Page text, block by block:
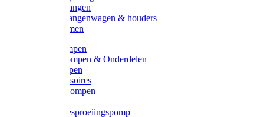
Gardena slangen
Gardena slangenwagen & houders
Slangklemmen
Leader pompen
Zwengelpompen & Onderdelen
Ebara pompen
Pompaccessoires
Excellent pompen
Gardena besproeiingspomp